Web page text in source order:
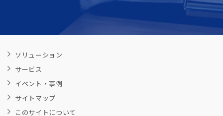
ソリューション
サービス
イベント・事例
サイトマップ
このサイトについて